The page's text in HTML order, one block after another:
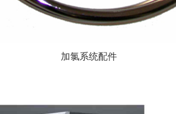
加氯系统配件